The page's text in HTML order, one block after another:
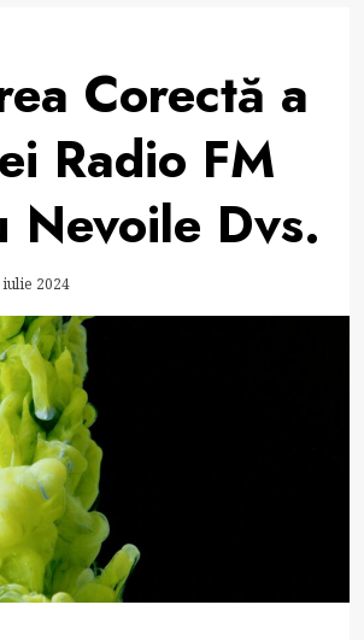
Corectă a
Radio FM
Nevoile Dvs.
iulie 2024